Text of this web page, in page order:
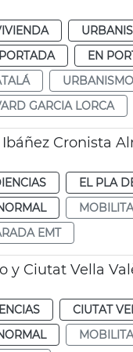
EN
URBANISMO
GARCIA LORCA
Cronista
EL PLA
EMT
y Ciutat Vella
CIUTAT